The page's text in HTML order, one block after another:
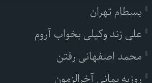
بسطام تهران
علی زند وکیلی بخواب آروم
محمد اصفهانی رفتن
روزبه بمانی آخرالزمون